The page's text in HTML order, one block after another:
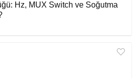
Hz, MUX Switch ve Soğutma